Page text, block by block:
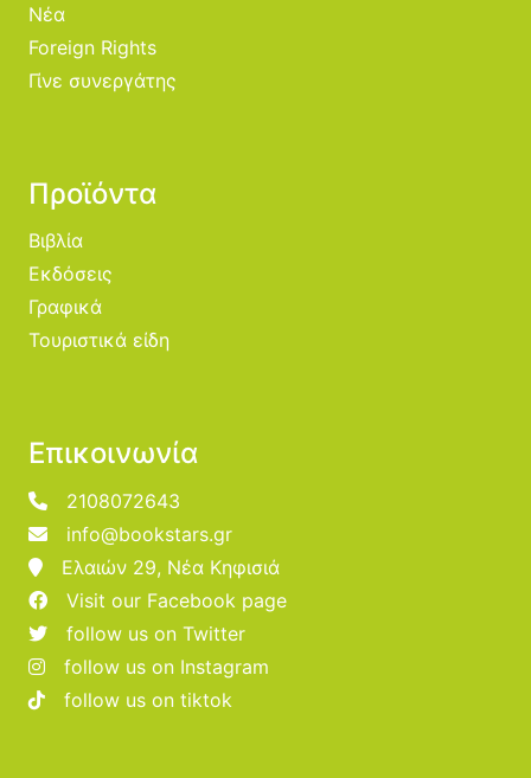
Νέα
Foreign Rights
Γίνε συνεργάτης
Προϊόντα
Βιβλία
Εκδόσεις
Γραφικά
Τουριστικά είδη
Επικοινωνία
2108072643
info@bookstars.gr
Ελαιών 29, Νέα Κηφισιά
Visit our Facebook page
follow us on Twitter
follow us on Instagram
follow us on tiktok